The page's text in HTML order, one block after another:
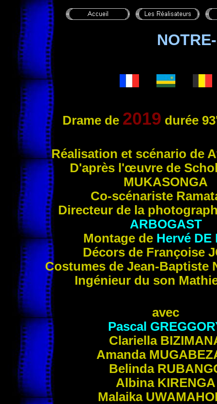
Drame de 2019 durée
Réalisation et scénario de
D'après l'œuvre de
MUKASONGA
Co-scénariste
Directeur de la
ARBOGAST
Montage de Hervé DE
Décors de Françoise
Costumes de Jean-Baptiste
Ingénieur du son
avec
Pascal
Clariella
Amanda
Belinda
Albina KIRENGA
Malaika